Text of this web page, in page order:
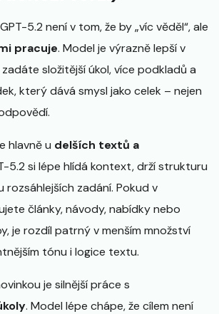
5.2 není v tom, že by „víc věděl“, ale
pracuje. Model je výrazně lepší v
složitější úkol, více podkladů a
který dává smysl jako celek – nejen
hlavně u delších textů a
5.2 si lépe hlídá kontext, drží strukturu
rozsáhlejších zadání. Pokud v
články, návody, nabídky nebo
je rozdíl patrný v menším množství
tónu i logice textu.
je silnější práce s
. Model lépe chápe, že cílem není